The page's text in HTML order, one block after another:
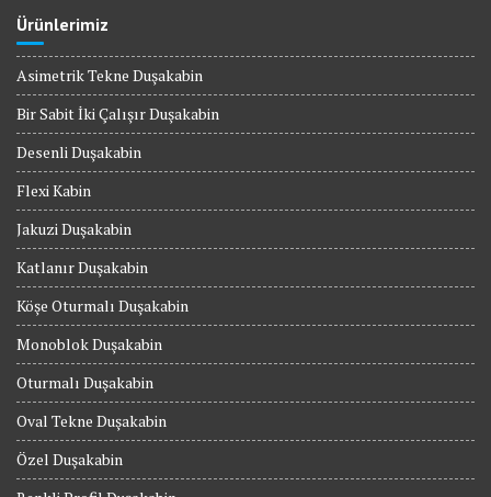
Ürünlerimiz
Asimetrik Tekne Duşakabin
Bir Sabit İki Çalışır Duşakabin
Desenli Duşakabin
Flexi Kabin
Jakuzi Duşakabin
Katlanır Duşakabin
Köşe Oturmalı Duşakabin
Monoblok Duşakabin
Oturmalı Duşakabin
Oval Tekne Duşakabin
Özel Duşakabin